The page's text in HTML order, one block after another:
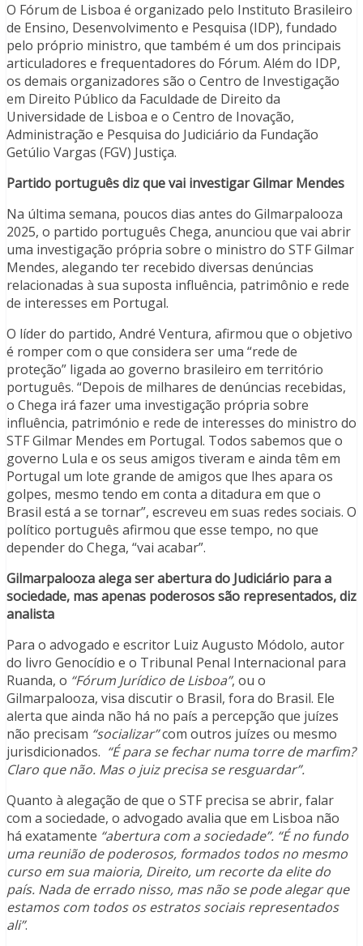
O Fórum de Lisboa é organizado pelo Instituto Brasileiro
de Ensino, Desenvolvimento e Pesquisa (IDP), fundado
pelo próprio ministro, que também é um dos principais
articuladores e frequentadores do Fórum. Além do IDP,
os demais organizadores são o Centro de Investigação
em Direito Público da Faculdade de Direito da
Universidade de Lisboa e o Centro de Inovação,
Administração e Pesquisa do Judiciário da Fundação
Getúlio Vargas (FGV) Justiça.
Partido português diz que vai investigar Gilmar Mendes
Na última semana, poucos dias antes do Gilmarpalooza
2025, o partido português Chega, anunciou que vai abrir
uma investigação própria sobre o ministro do STF Gilmar
Mendes, alegando ter recebido diversas denúncias
relacionadas à sua suposta influência, patrimônio e rede
de interesses em Portugal.
O líder do partido, André Ventura, afirmou que o objetivo
é romper com o que considera ser uma “rede de
proteção” ligada ao governo brasileiro em território
português. “Depois de milhares de denúncias recebidas,
o Chega irá fazer uma investigação própria sobre
influência, património e rede de interesses do ministro do
STF Gilmar Mendes em Portugal. Todos sabemos que o
governo Lula e os seus amigos tiveram e ainda têm em
Portugal um lote grande de amigos que lhes apara os
golpes, mesmo tendo em conta a ditadura em que o
Brasil está a se tornar”, escreveu em suas redes sociais. O
político português afirmou que esse tempo, no que
depender do Chega, “vai acabar”.
Gilmarpalooza alega ser abertura do Judiciário para a
sociedade, mas apenas poderosos são representados, diz
analista
Para o advogado e escritor Luiz Augusto Módolo, autor
do livro Genocídio e o Tribunal Penal Internacional para
Ruanda, o “Fórum Jurídico de Lisboa”, ou o
Gilmarpalooza, visa discutir o Brasil, fora do Brasil. Ele
alerta que ainda não há no país a percepção que juízes
não precisam “socializar”com outros juízes ou mesmo
jurisdicionados. “É para se fechar numa torre de marfim?
Claro que não. Mas o juiz precisa se resguardar”.
Quanto à alegação de que o STF precisa se abrir, falar
com a sociedade, o advogado avalia que em Lisboa não
há exatamente “abertura com a sociedade”. “É no fundo
uma reunião de poderosos, formados todos no mesmo
curso em sua maioria, Direito, um recorte da elite do
país. Nada de errado nisso, mas não se pode alegar que
estamos com todos os estratos sociais representados
ali”.